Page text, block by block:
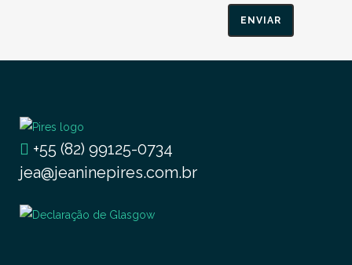
+55 (82) 99125-0734
jea@jeaninepires.com.br